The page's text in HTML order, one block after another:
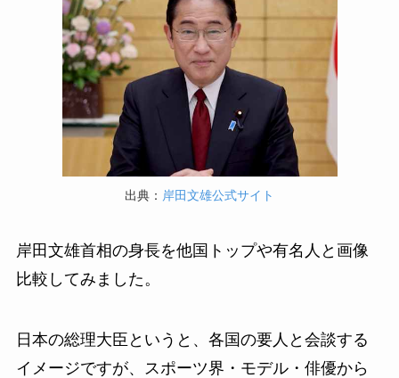
出典： 岸田文雄公式サイト
岸田文雄首相の身長を他国トップや有名人と画像
比較してみました。
日本の総理大臣というと、各国の要人と会談する
イメージですが、スポーツ界・モデル・俳優から